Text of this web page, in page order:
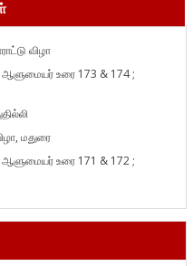
விழா
உரை 173 & 174 ;
மதுரை
உரை 171 & 172 ;